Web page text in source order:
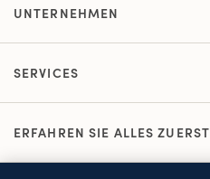
UNTERNEHMEN
SERVICES
ERFAHREN SIE ALLES ZUERST